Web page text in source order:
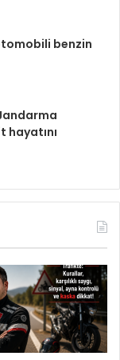
benzin
hayatını